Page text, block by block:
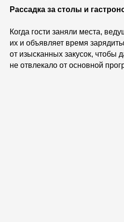
Рассадка за столы и
Когда гости заняли места,
их и объявляет время
от изысканных закусок, чтобы
не отвлекало от основной